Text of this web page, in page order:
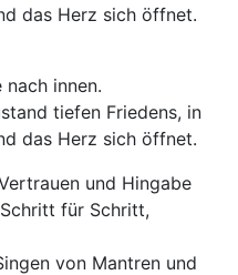
das Herz sich öffnet.
innen.
tiefen Friedens, in
das Herz sich öffnet.
und Hingabe
für Schritt,
von Mantren und